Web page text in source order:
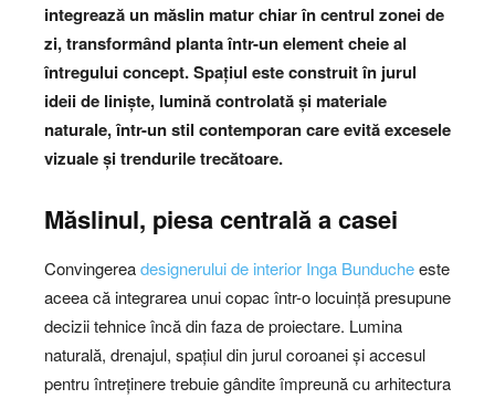
integrează un măslin matur chiar în centrul zonei de
zi, transformând planta într-un element cheie al
întregului concept. Spațiul este construit în jurul
ideii de liniște, lumină controlată și materiale
naturale, într-un stil contemporan care evită excesele
vizuale și trendurile trecătoare.
Măslinul, piesa centrală a casei
Convingereadesignerului de interior Inga Bunducheeste
aceea că integrarea unui copac într-o locuință presupune
decizii tehnice încă din faza de proiectare. Lumina
naturală, drenajul, spațiul din jurul coroanei și accesul
pentru întreținere trebuie gândite împreună cu arhitectura